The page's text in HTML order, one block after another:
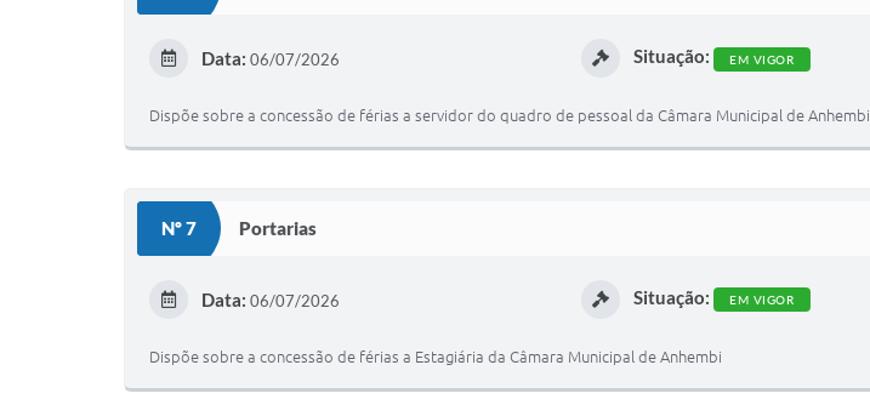
Data: 06/07/2026 Situação: EM VIGOR
Dispõe sobre a concessão de férias a servidor do quadro de pessoal da Câmara Municipal de Anhembi
Nº 7 Portarias
Data: 06/07/2026 Situação: EM VIGOR
Dispõe sobre a concessão de férias a Estagiária da Câmara Municipal de Anhembi